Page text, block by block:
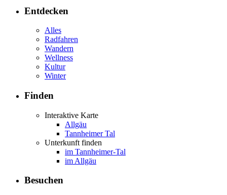
Entdecken
Alles
Radfahren
Wandern
Wellness
Kultur
Winter
Finden
Interaktive Karte
Allgäu
Tannheimer Tal
Unterkunft finden
im Tannheimer-Tal
im Allgäu
Besuchen